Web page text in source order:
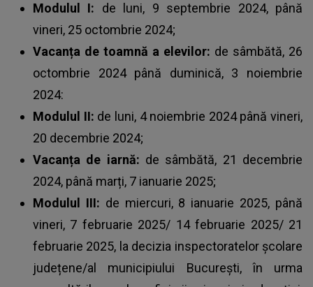
Modulul I: de luni, 9 septembrie 2024, până
vineri, 25 octombrie 2024;
Vacanța de toamnă a elevilor: de sâmbătă, 26
octombrie 2024 până duminică, 3 noiembrie
2024:
Modulul II: de luni, 4 noiembrie 2024 până vineri,
20 decembrie 2024;
Vacanța de iarnă: de sâmbătă, 21 decembrie
2024, până marți, 7 ianuarie 2025;
Modulul III: de miercuri, 8 ianuarie 2025, până
vineri, 7 februarie 2025/ 14 februarie 2025/ 21
februarie 2025, la decizia inspectoratelor școlare
județene/al municipiului București, în urma